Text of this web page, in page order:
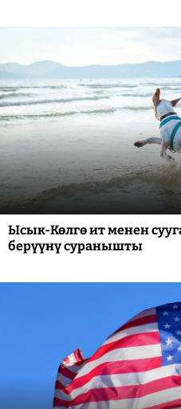
Ысык-Көлгө ит менен
берүүнү суранышты